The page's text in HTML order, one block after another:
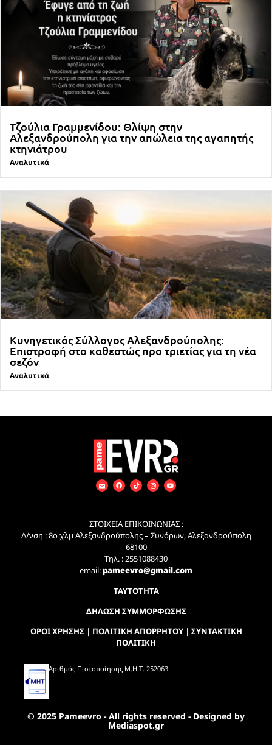
Τζούλια Γραμμενίδου: Θλίψη στην
Αλεξανδρούπολη για την απώλεια της αγαπητής
κτηνιάτρου
Αναλυτικά
Κυνηγετικός Σύλλογος Αλεξανδρούπολης:
Επιστροφή στο καθεστώς προ τριετίας για τη νέα
σεζόν
Αναλυτικά
ΣΤΟΙΧΕΙΑ ΕΠΙΚΟΙΝΩΝΙΑΣ :
Δ/νση : 8ο χλμ Αλεξανδρούπολης – Συνόρων, Αλεξανδρούπολη
68100
Τηλ. : 2551088430
email:pameevro@gmail.com
ΤΑΥΤΟΤΗΤΑ
ΔΗΛΩΣΗ ΣΥΜΜΟΡΦΩΣΗΣ
ΟΡΟΙ ΧΡΗΣΗΣ| ΠΟΛΙΤΙΚΗ ΑΠΟΡΡΗΤΟΥ| ΣΥΝΤΑΚΤΙΚΗ
ΠΟΛΙΤΙΚΗ
Αριθμός Πιστοποίησης Μ.Η.Τ. 252063
© 2025 Pameevro - All rights reserved - Designed by
Mediaspot.gr